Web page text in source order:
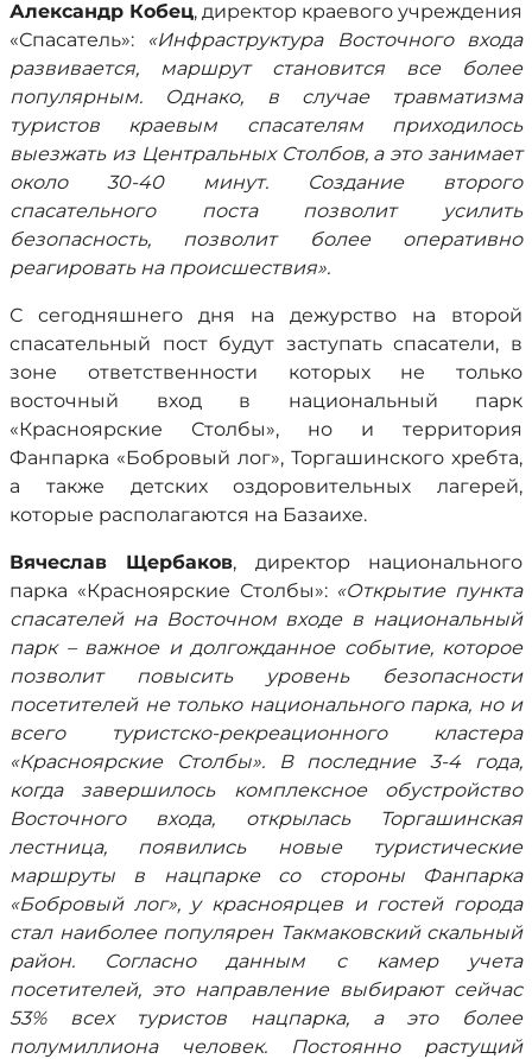
Александр Кобец, директор краевого учреждения
«Спасатель»: «Инфраструктура Восточного входа
развивается, маршрут становится все более
популярным. Однако, в случае травматизма
туристов краевым спасателям приходилось
выезжать из Центральных Столбов, а это занимает
около 30-40 минут. Создание второго
спасательного поста позволит усилить
безопасность, позволит более оперативно
реагировать на происшествия».
С сегодняшнего дня на дежурство на второй
спасательный пост будут заступать спасатели, в
зоне ответственности которых не только
восточный вход в национальный парк
«Красноярские Столбы», но и территория
Фанпарка «Бобровый лог», Торгашинского хребта,
а также детских оздоровительных лагерей,
которые располагаются на Базаихе.
Вячеслав Щербаков, директор национального
парка «Красноярские Столбы»: «Открытие пункта
спасателей на Восточном входе в национальный
парк – важное и долгожданное событие, которое
позволит повысить уровень безопасности
посетителей не только национального парка, но и
всего туристско-рекреационного кластера
«Красноярские Столбы». В последние 3-4 года,
когда завершилось комплексное обустройство
Восточного входа, открылась Торгашинская
лестница, появились новые туристические
маршруты в нацпарке со стороны Фанпарка
«Бобровый лог», у красноярцев и гостей города
стал наиболее популярен Такмаковский скальный
район. Согласно данным с камер учета
посетителей, это направление выбирают сейчас
53% всех туристов нацпарка, а это более
полумиллиона человек. Постоянно растущий